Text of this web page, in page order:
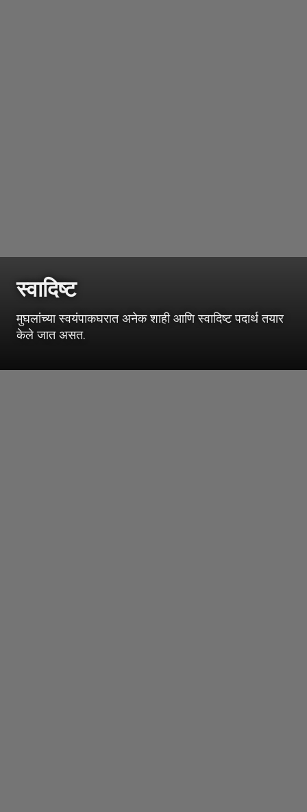
स्वादिष्ट
मुघलांच्या स्वयंपाकघरात अनेक शाही आणि स्वादिष्ट पदार्थ तयार
केले जात असत.